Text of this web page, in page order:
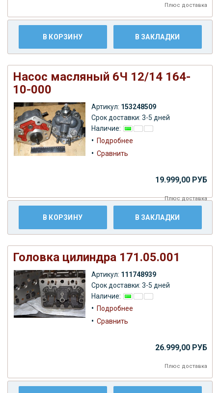
Плюс доставка
В КОРЗИНУ В ЗАКЛАДКИ
Насос масляный 6Ч 12/14 164-
10-000
Артикул: 153248509
Срок доставки: 3-5 дней
Наличие:
• Подробнее
• Сравнить
19.999,00 РУБ
Плюсдоставка
В КОРЗИНУ В ЗАКЛАДКИ
Головка цилиндра 171.05.001
Артикул: 111748939
Срок доставки: 3-5 дней
Наличие:
• Подробнее
• Сравнить
26.999,00 РУБ
Плюс доставка